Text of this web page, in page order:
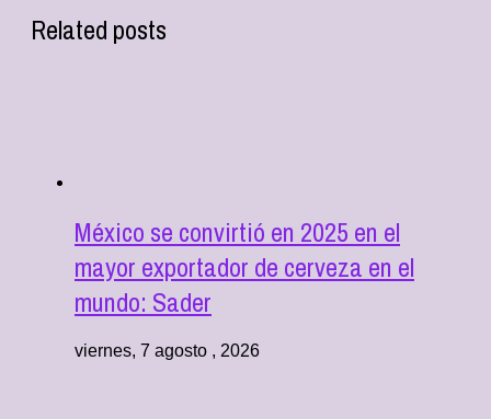
Related posts
México se convirtió en 2025 en el
mayor exportador de cerveza en el
mundo: Sader
viernes, 7 agosto , 2026